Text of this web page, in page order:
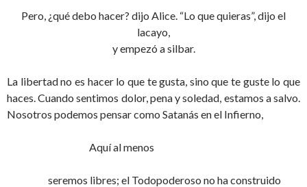
Pero, ¿qué debo hacer? dijo Alice. “Lo que quieras”, dijo el
lacayo,
y empezó a silbar.
La libertad no es hacer lo que te gusta, sino que te guste lo que
haces. Cuando sentimos dolor, pena y soledad, estamos a salvo.
Nosotros podemos pensar como Satanás en el Infierno,
Aquí al menos
seremos libres; el Todopoderoso no ha construido